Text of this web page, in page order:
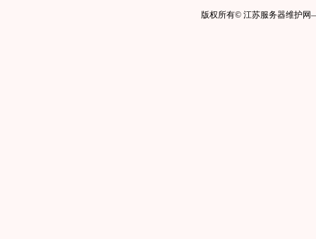
版权所有© 江苏服务器维护